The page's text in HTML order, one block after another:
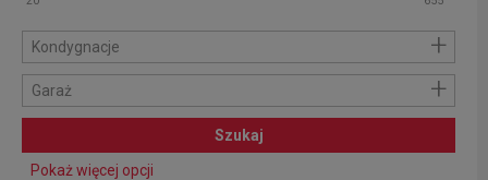
Kondygnacje +
Garaż +
Szukaj
Pokaż więcej opcji